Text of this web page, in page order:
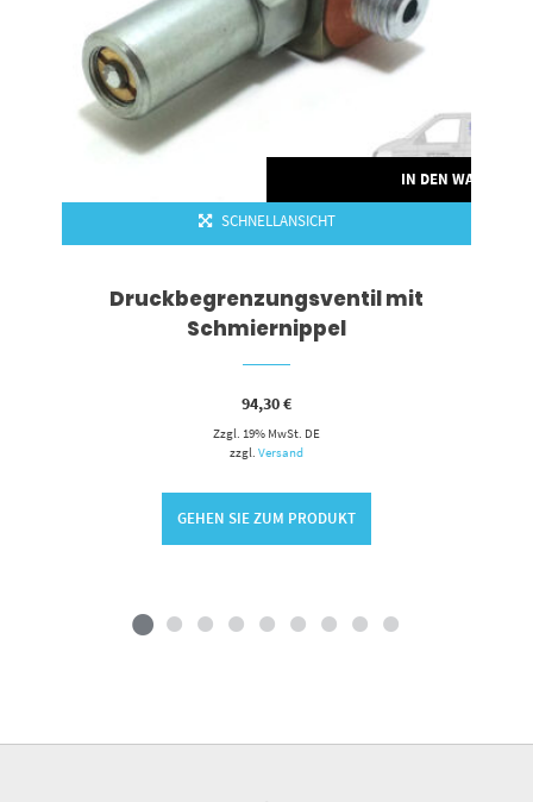
IN DEN
SCHNELLANSICHT
Druckbegrenzungsventil mit
Schmiernippel
94,30€
Zzgl. 19% MwSt. DE
zzgl.Versand
GEHEN SIE ZUM PRODUKT